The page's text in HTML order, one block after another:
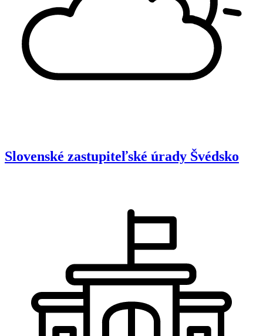
Slovenské zastupiteľské úrady Švédsko